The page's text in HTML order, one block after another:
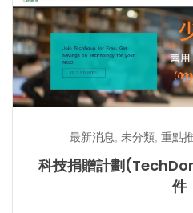
最新消息, 未分類, 重點
科技捐贈計劃
件